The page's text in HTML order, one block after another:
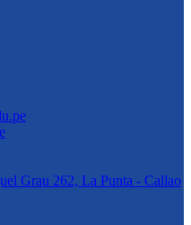
Grau 262, La Punta - Callao